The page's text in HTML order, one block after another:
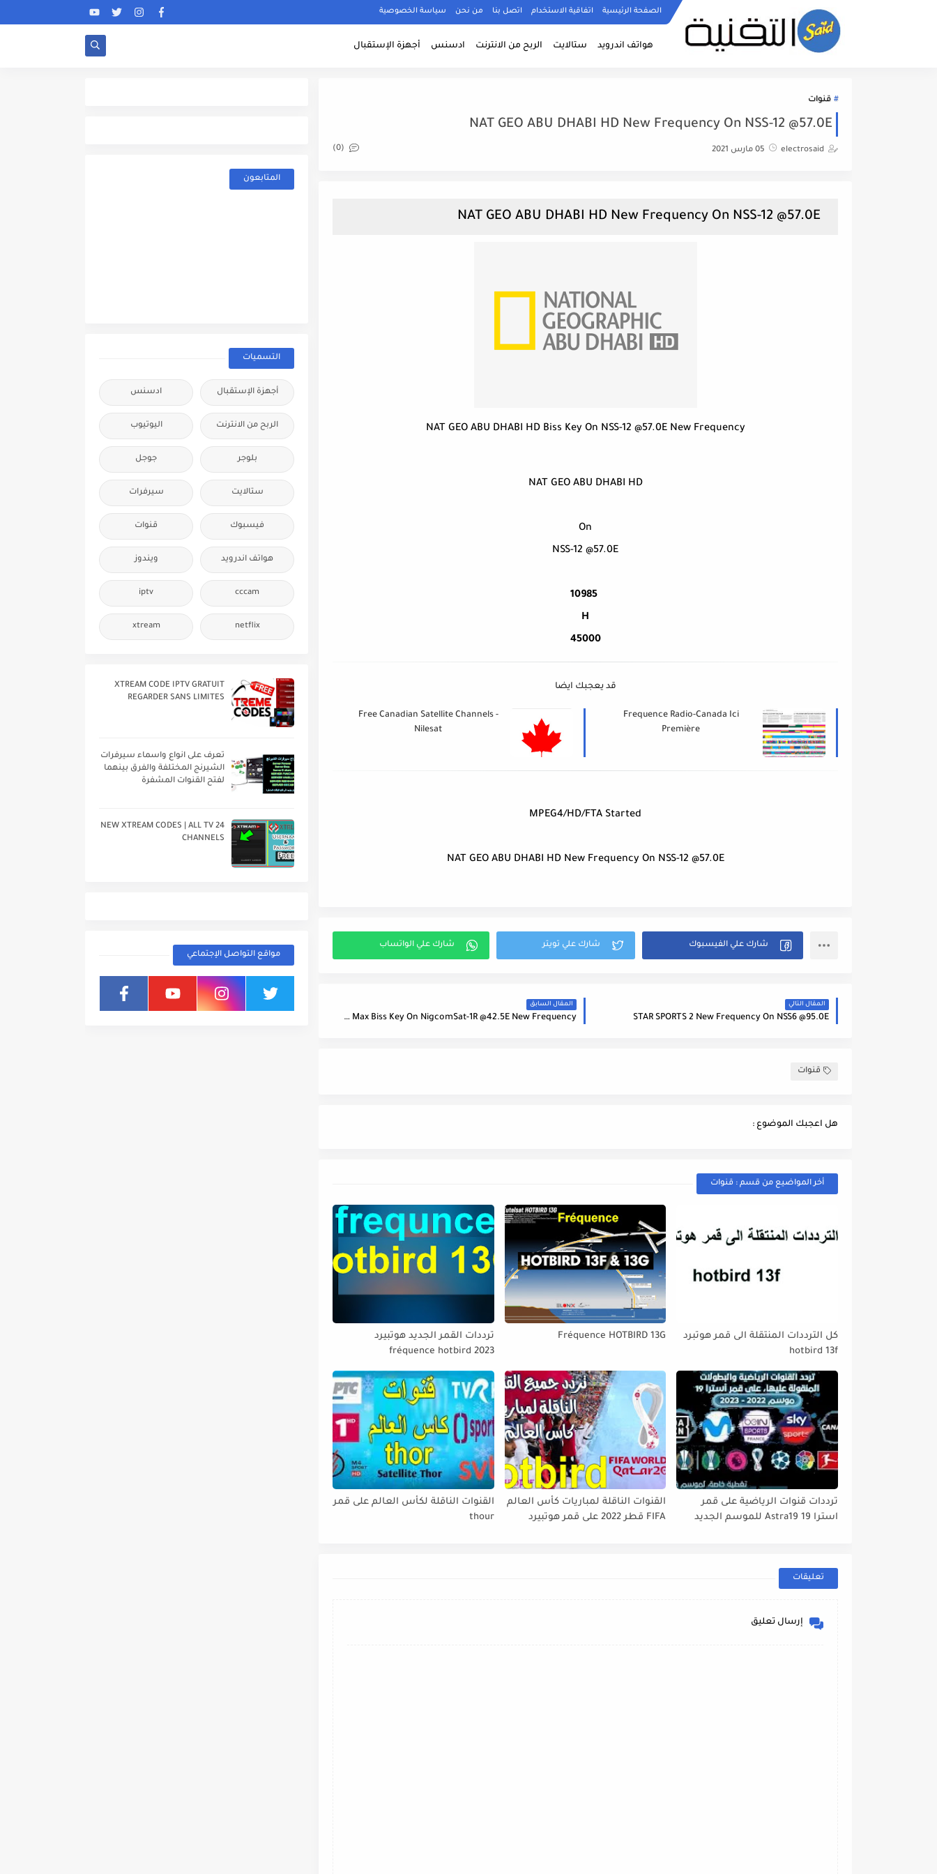
الصفحة الرئيسية اتفاقية الاستخدام اتصل بنا من نحن سياسة الخصوصية
هواتف اندرويد ستالايت الربح من الانترنت ادسنس أجهزة الإستقبال
قنوات
NAT GEO ABU DHABI HD New Frequency On NSS-12 @57.0E
electrosaid 05 مارس 2021 (0)
NAT GEO ABU DHABI HD Biss Key On NSS-12 @57.0E New Frequency
NAT GEO ABU DHABI HD
On
NSS-12 @57.0E
45000
قد يعجبك ايضا
Frequence Radio-Canada Ici
Première
Free Canadian Satellite Channels -
Nilesat
MPEG4/HD/FTA Started
NAT GEO ABU DHABI HD New Frequency On NSS-12 @57.0E
المقال التالي
STAR SPORTS 2 New Frequency On NSS6 @95.0E
المقال السابق
MBC Max Biss Key On NigcomSat-1R @42.5E New Frequency
قنوات
هل اعجبك الموضوع :
أخر المواضيع من قسم : قنوات
كل الترددات المنتقلة الى قمر هوتبرد
hotbird 13f
Fréquence HOTBIRD 13G
ترددات القمر الجديد هوتبيرد
fréquence hotbird 2023
ترددات قنوات الرياضية على قمر
استرا 19 Astra19 للموسم الجديد
القنوات الناقلة لمباريات كأس العالم
FIFA قطر 2022 على قمر هوتبيرد
القنوات الناقلة لكأس العالم على قمر
thour
تعليقات
إرسال تعليق
المتابعون
التسميات
أجهزة الإستقبال ادسنس
الربح من الانترنت اليوتيوب
بلوجر جوجل
ستالايت سيرفرات
فيسبوك قنوات
هواتف اندرويد ويندوز
cccam
iptv
netflix
xtream
XTREAM CODE IPTV GRATUIT
REGARDER SANS LIMITES
تعرف على انواع واسماء سيرفرات
الشيرنج المختلفة والفرق بينهما
لفتح القنوات المشفرة
24 NEW XTREAM CODES | ALL TV
CHANNELS
مواقع التواصل الإجتماعي